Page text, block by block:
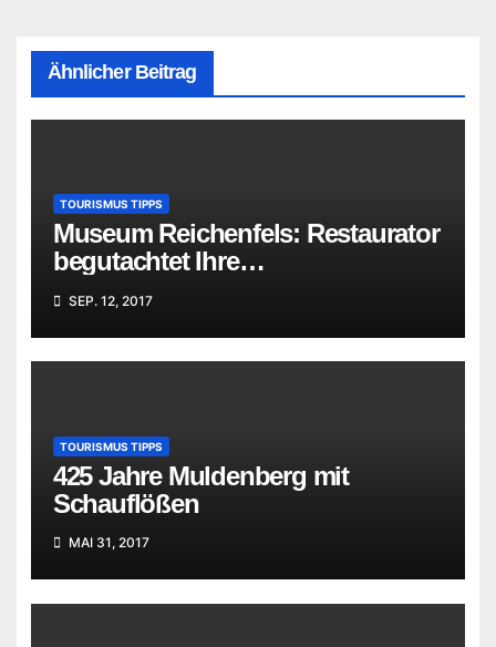
Ähnlicher Beitrag
TOURISMUS TIPPS
Museum Reichenfels: Restaurator
begutachtet Ihre
„Familienschätze“
SEP. 12, 2017
TOURISMUS TIPPS
425 Jahre Muldenberg mit
Schauflößen
MAI 31, 2017